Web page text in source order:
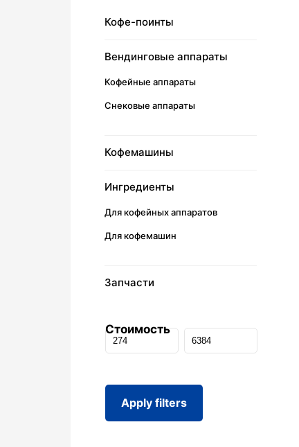
Кофе-поинты
Вендинговые аппараты
Кофейные аппараты
Снековые аппараты
Кофемашины
Ингредиенты
Для кофейных аппаратов
Для кофемашин
Запчасти
Стоимость
Apply filters